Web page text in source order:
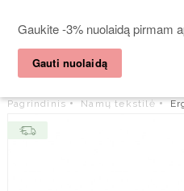
Pagrindinis Namų tekstilė